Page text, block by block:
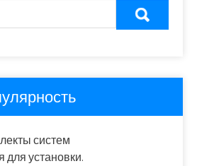
систем
установки.